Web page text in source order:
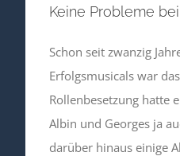
Keine Probleme
Schon seit zwanzig
Erfolgsmusicals war
Rollenbesetzung hatte
Albin und Georges ja
darüber hinaus einige